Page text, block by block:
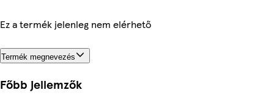
Ez a termék jelenleg nem elérhető
Termék megnevezés
Főbb jellemzők